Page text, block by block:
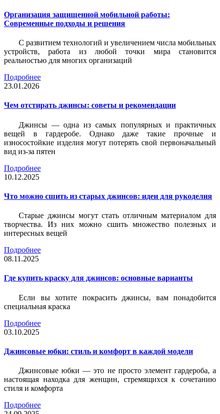
Организация защищенной мобильной работы:
Современные подходы и решения
С развитием технологий и увеличением числа мобильных
устройств, работа из любой точки мира становится
реальностью для многих организаций
Подробнее
23.01.2026
Чем отстирать джинсы: советы и рекомендации
Джинсы — одна из самых популярных и практичных
вещей в гардеробе. Однако даже такие прочные и
износостойкие изделия могут потерять свой первоначальный
вид из-за пятен
Подробнее
10.12.2025
Что можно сшить из старых джинсов: идеи для рукоделия
Старые джинсы могут стать отличным материалом для
творчества. Из них можно сшить множество полезных и
интересных вещей
Подробнее
08.11.2025
Где купить краску для джинсов: основные варианты
Если вы хотите покрасить джинсы, вам понадобится
специальная краска
Подробнее
03.10.2025
Джинсовые юбки: стиль и комфорт в каждой модели
Джинсовые юбки — это не просто элемент гардероба, а
настоящая находка для женщин, стремящихся к сочетанию
стиля и комфорта
Подробнее